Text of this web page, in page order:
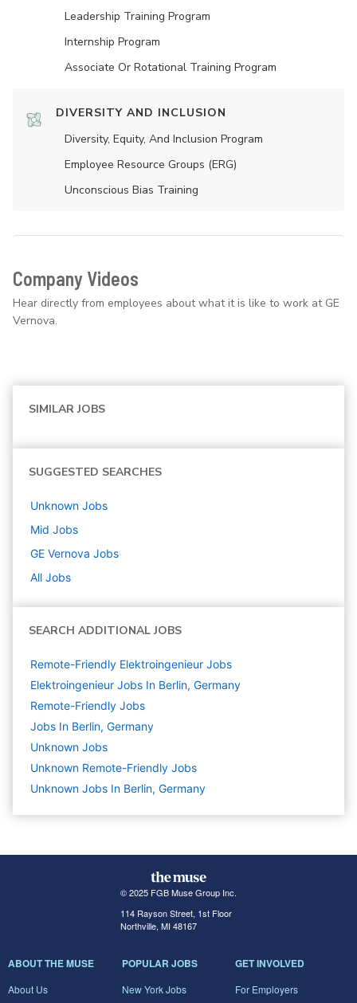
Leadership Training Program
Internship Program
Associate Or Rotational Training Program
DIVERSITY AND INCLUSION
Diversity, Equity, And Inclusion Program
Employee Resource Groups (ERG)
Unconscious Bias Training
Company Videos
Hear directly from employees about what it is like to work at GE
Vernova.
SIMILAR JOBS
SUGGESTED SEARCHES
Unknown Jobs
Mid Jobs
GE Vernova Jobs
All Jobs
SEARCH ADDITIONAL JOBS
Remote-Friendly Elektroingenieur Jobs
Elektroingenieur Jobs In Berlin, Germany
Remote-Friendly Jobs
Jobs In Berlin, Germany
Unknown Jobs
Unknown Remote-Friendly Jobs
Unknown Jobs In Berlin, Germany
© 2025 FGB Muse Group Inc.
114 Rayson Street, 1st Floor
Northville, MI 48167
ABOUT THE MUSE
About Us
POPULAR JOBS
New York Jobs
GET INVOLVED
For Employers